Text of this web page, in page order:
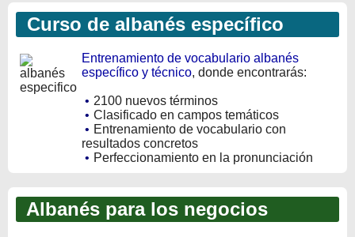
Curso de albanés específico
Entrenamiento de vocabulario albanés
específico y técnico, donde encontrarás:
• 2100 nuevos términos
• Clasificado en campos temáticos
• Entrenamiento de vocabulario con
resultados concretos
• Perfeccionamiento en la pronunciación
Albanés para los negocios